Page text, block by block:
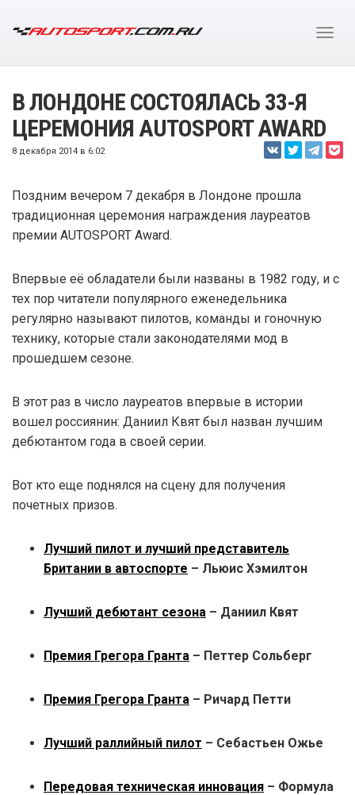
В ЛОНДОНЕ СОСТОЯЛАСЬ 33-Я
ЦЕРЕМОНИЯ AUTOSPORT AWARD
8 декабря 2014 в 6:02
Поздним вечером 7 декабря в Лондоне прошла
традиционная церемония награждения лауреатов
премии AUTOSPORT Award.
Впервые её обладатели были названы в 1982 году, и с
тех пор читатели популярного еженедельника
регулярно называют пилотов, команды и гоночную
технику, которые стали законодателями мод в
прошедшем сезоне.
В этот раз в число лауреатов впервые в истории
вошел россиянин: Даниил Квят был назван лучшим
дебютантом года в своей серии.
Вот кто еще поднялся на сцену для получения
почетных призов.
Лучший пилот и лучший представитель
Британии в автоспорте – Льюис Хэмилтон
Лучший дебютант сезона – Даниил Квят
Премия Грегора Гранта – Петтер Сольберг
Премия Грегора Гранта – Ричард Петти
Лучший раллийный пилот – Себастьен Ожье
Передовая техническая инновация – Формула